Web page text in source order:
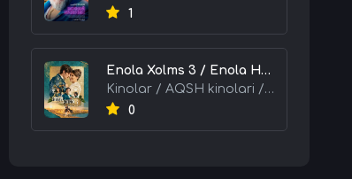
1
Enola Xolms 3 / Enola Holms 3 2026 HD Uzbek tilida Tarjima kino tas-ix skachat
Kinolar / AQSH kinolari / Tarjima kinolar
0